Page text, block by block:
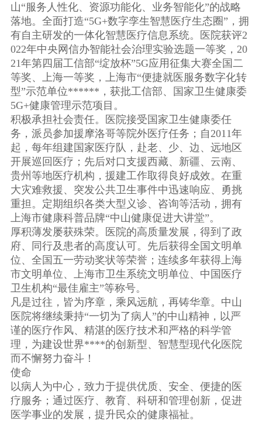
山“服务人性化、资源功能化、业务智能化”的战略
落地。全面打造“5G+数字孪生智慧医疗生态圈”，拥
有自主研发的一体化智慧医疗信息系统。医院获评2
022年中央网信办智能社会治理实验选题一等奖，20
21年第四届工信部“绽放杯”5G应用征集大赛全国二
等奖、上海一等奖，上海市“便捷就医服务数字化转
型”示范单位******，获批工信部、国家卫生健康委
5G+健康管理示范项目。
积极承担社会责任。医院接受国家卫生健康委任
务，派员参加援摩洛哥等院外医疗任务；自2011年
起，每年组建国家医疗队，赴老、少、边、远地区
开展巡回医疗；先后对口支援西藏、新疆、云南、
贵州等地医疗机构，援建工作取得良好成效。在重
大灾难救援、突发公共卫生事件中迅速响应、勇挑
重担。定期组织各类大型义诊、咨询等活动，拥有
上海市健康科普品牌“中山健康促进大讲堂”。
厚积薄发屡获殊荣。医院的高质量发展，得到了政
府、同行及患者的高度认可。先后获得全国文明单
位、全国五一劳动奖状等荣誉；连续多年获得上海
市文明单位、上海市卫生系统文明单位、中国医疗
卫生机构“最佳雇主”等称号。
凡是过往，皆为序章，乘风远航，再铸华章。中山
医院将继续秉持“一切为了病人”的中山精神，以严
谨的医疗作风、精湛的医疗技术和严格的科学管
理，为建设世界****的创新型、智慧型现代化医院
而不懈努力奋斗！
使命
以病人为中心，致力于提供优质、安全、便捷的医
疗服务；通过医疗、教育、科研和管理创新，促进
医学事业的发展，提升民众的健康福祉。